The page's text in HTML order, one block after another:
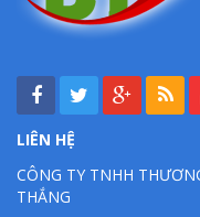
LIÊN HỆ
CÔNG TY TNHH
THẮNG